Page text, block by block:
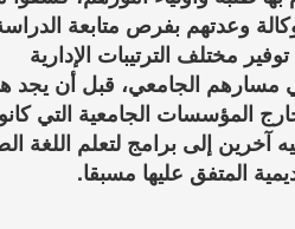
طلبة وأولياء أمورهم، كشفوا
وعدتهم بفرص متابعة الدراسة
مختلف الترتيبات الإدارية
مسارهم الجامعي، قبل أن يجد
المؤسسات الجامعية التي
آخرين إلى برامج لتعلم اللغة
المتفق عليها مسبقا.